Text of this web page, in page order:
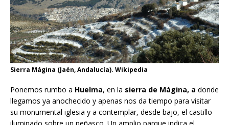
Sierra Mágina (Jaén, Andalucía). Wikipedia
Ponemos rumbo a Huelma, en la sierra de Mágina, a donde
llegamos ya anochecido y apenas nos da tiempo para visitar
su monumental iglesia y a contemplar, desde bajo, el castillo